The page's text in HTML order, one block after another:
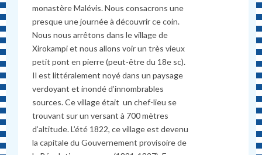
monastère Malévis. Nous consacrons une
presque une journée à découvrir ce coin.
Nous nous arrêtons dans le village de
Xirokampi et nous allons voir un très vieux
petit pont en pierre (peut-être du 18e sc).
Il est littéralement noyé dans un paysage
verdoyant et inondé d’innombrables
sources. Ce village était un chef-lieu se
trouvant sur un versant à 700 mètres
d’altitude. L’été 1822, ce village est devenu
la capitale du Gouvernement provisoire de